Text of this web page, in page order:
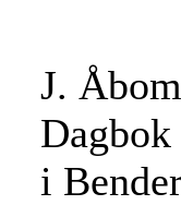
J.
i